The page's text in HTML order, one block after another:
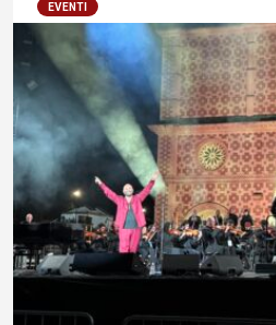
EVENTI